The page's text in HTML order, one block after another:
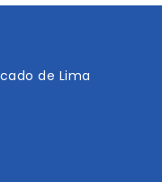
de Lima